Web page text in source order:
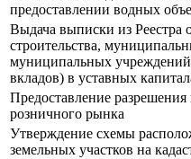
предоставлении водных
Выдача выписки из Реестра
строительства,
муниципальных
вкладов) в уставных
Предоставление
розничного рынка
Утверждение схемы
земельных участков на